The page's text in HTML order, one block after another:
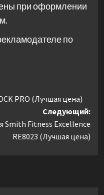
при оформлении
по
PRO (Лучшая цена)
Следующий:
Smith Fitness Excellence
RE8023 (Лучшая цена)